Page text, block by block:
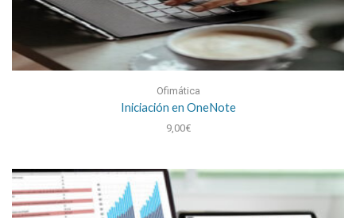
Ofimática
Iniciación en OneNote
9,00€